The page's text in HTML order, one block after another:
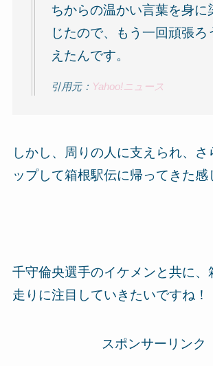
ちからの温かい言葉を身に
じたので、もう一回頑張ろ
えたんです。
引用元： Yahoo!ニュース
しかし、周りの人に支えられ、さ
ップして箱根駅伝に帰ってきた感
千守倫央選手のイケメンと共に、
走りに注目していきたいですね！
スポンサーリンク